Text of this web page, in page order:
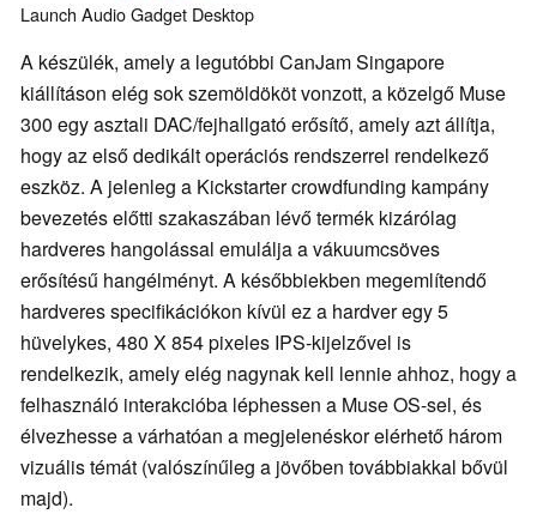
Launch AudioGadget Desktop
A készülék, amely a legutóbbi CanJam Singapore
kiállításon elég sok szemöldököt vonzott, a közelgő Muse
300 egy asztali DAC/fejhallgató erősítő, amely azt állítja,
hogy az első dedikált operációs rendszerrel rendelkező
eszköz. A jelenleg a Kickstarter crowdfunding kampány
bevezetés előtti szakaszában lévő termék kizárólag
hardveres hangolással emulálja a vákuumcsöves
erősítésű hangélményt. A későbbiekben megemlítendő
hardveres specifikációkon kívül ez a hardver egy 5
hüvelykes, 480 X 854 pixeles IPS-kijelzővel is
rendelkezik, amely elég nagynak kell lennie ahhoz, hogy a
felhasználó interakcióba léphessen a Muse OS-sel, és
élvezhesse a várhatóan a megjelenéskor elérhető három
vizuális témát (valószínűleg a jövőben továbbiakkal bővül
majd).